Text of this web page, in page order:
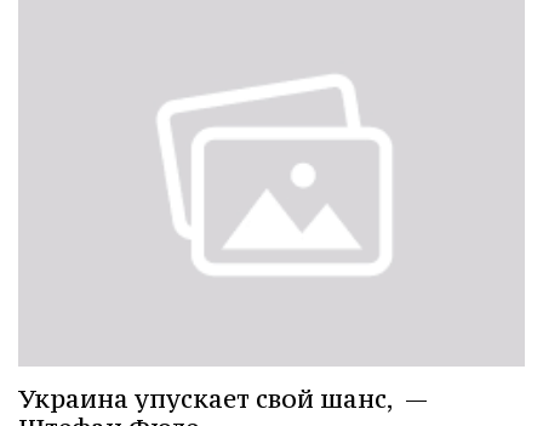
Украина упускает свой шанс, —